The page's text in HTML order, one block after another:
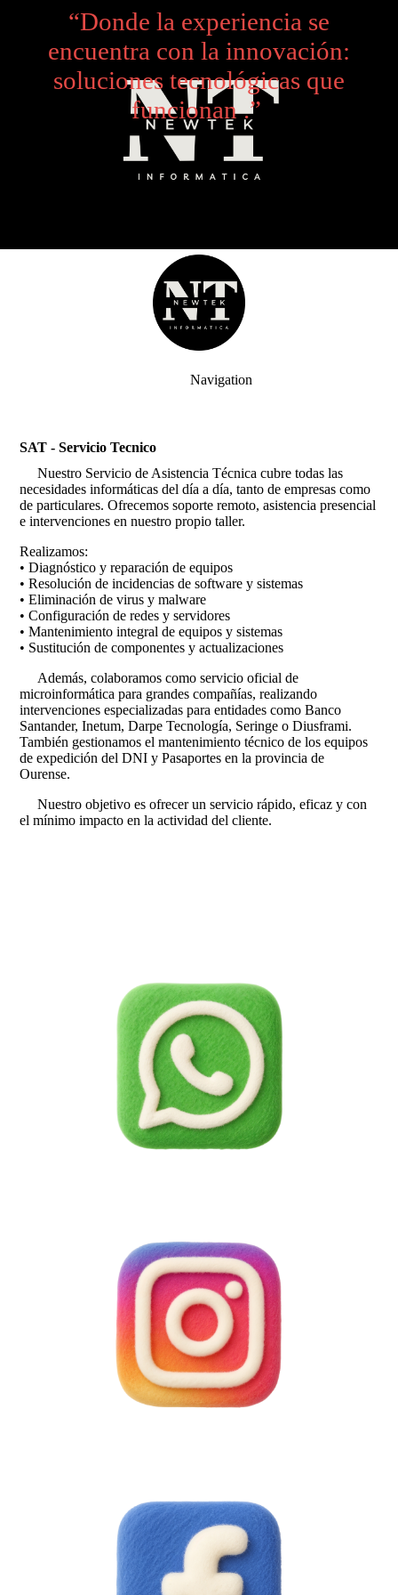
“Donde la experiencia se
encuentra con la innovación:
soluciones tecnológicas que
funcionan .”
Navigation
SAT - Servicio Tecnico
Nuestro Servicio de Asistencia Técnica cubre todas las
necesidades informáticas del día a día, tanto de empresas como
de particulares. Ofrecemos soporte remoto, asistencia presencial
e intervenciones en nuestro propio taller.
Realizamos:
• Diagnóstico y reparación de equipos
• Resolución de incidencias de software y sistemas
• Eliminación de virus y malware
• Configuración de redes y servidores
• Mantenimiento integral de equipos y sistemas
• Sustitución de componentes y actualizaciones
Además, colaboramos como servicio oficial de
microinformática para grandes compañías, realizando
intervenciones especializadas para entidades como Banco
Santander, Inetum, Darpe Tecnología, Seringe o Diusframi.
También gestionamos el mantenimiento técnico de los equipos
de expedición del DNI y Pasaportes en la provincia de
Ourense.
Nuestro objetivo es ofrecer un servicio rápido, eficaz y con
el mínimo impacto en la actividad del cliente.